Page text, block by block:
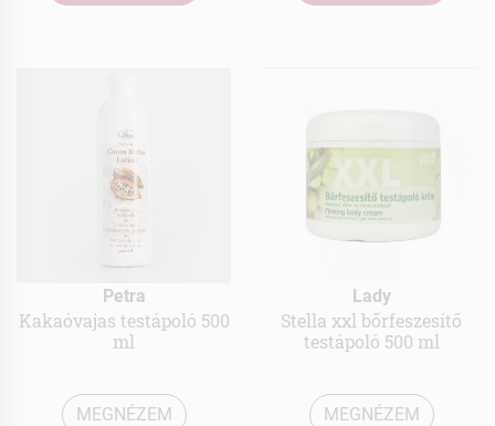
Petra
Kakaóvajas testápoló 500
ml
MEGNÉZEM
Lady
Stella xxl bőrfeszesítő
testápoló 500 ml
MEGNÉZEM